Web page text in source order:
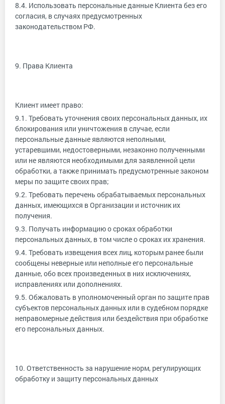
8.4. Использовать персональные данные Клиента без его
согласия, в случаях предусмотренных
законодательством РФ.
9. Права Клиента
Клиент имеет право:
9.1. Требовать уточнения своих персональных данных, их
блокирования или уничтожения в случае, если
персональные данные являются неполными,
устаревшими, недостоверными, незаконно полученными
или не являются необходимыми для заявленной цели
обработки, а также принимать предусмотренные законом
меры по защите своих прав;
9.2. Требовать перечень обрабатываемых персональных
данных, имеющихся в Организации и источник их
получения.
9.3. Получать информацию о сроках обработки
персональных данных, в том числе о сроках их хранения.
9.4. Требовать извещения всех лиц, которым ранее были
сообщены неверные или неполные его персональные
данные, обо всех произведенных в них исключениях,
исправлениях или дополнениях.
9.5. Обжаловать в уполномоченный орган по защите прав
субъектов персональных данных или в судебном порядке
неправомерные действия или бездействия при обработке
его персональных данных.
10. Ответственность за нарушение норм, регулирующих
обработку и защиту персональных данных